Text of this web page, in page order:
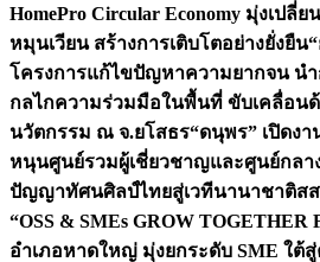
HomePro Circular Economy มุ่งเปลี่
หมุนเวียน สร้างการเติบโตอย่างยั่งยืน
โครงการแก้ไขปัญหาความยากจน นำ
กลไกความร่วมมือในพื้นที่ ขับเคลื่อน
นวัตกรรม ณ จ.ยโสธร“ดนุพร” เปิดงา
หนุนศูนย์รวมผู้เชี่ยวชาญและศูนย์กลา
ปัญญาทัศนศิลป์ไทยสู่เวทีนานาชาติส
“OSS & SMEs GROW TOGETHER
อำเภอหาดใหญ่ มุ่งยกระดับ SME ใต้